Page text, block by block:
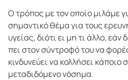
Ο τρόπος με τον οποίο μιλάμε
σημαντικό θέμα για τους
υγείας, διότι ει μη τι άλλο, εάν
πει στον σύντροφό του να
κινδυνεύει να κολλήσει κάποιο
μεταδιδόμενο νόσημα.